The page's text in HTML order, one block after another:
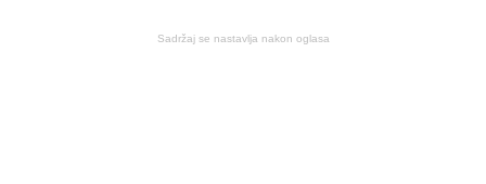
Sadržaj se nastavlja nakon oglasa